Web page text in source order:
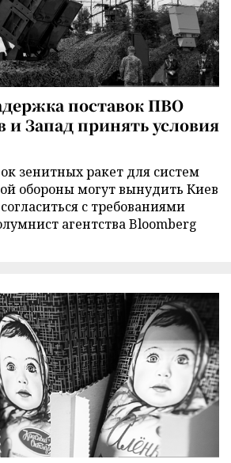
поставок ПВО
и Запад принять условия
зенитных ракет для систем
обороны могут вынудить Киев
с требованиями
агентства Bloomberg